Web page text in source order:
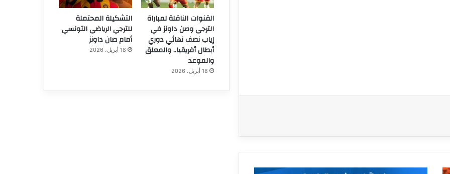
القنوات الناقلة لمباراة
الترجي وصن داونز في
إياب نصف نهائي دوري
أبطال أفريقيا.. والمعلق
والموعد
18 أبريل، 2026
التشكيلة المحتملة
للترجي الرياضي التونسي
أمام صان داونز
18 أبريل، 2026